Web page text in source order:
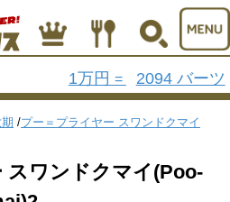
1万円 = 2094 バーツ
/プー＝プライヤー スワンドクマイ
スワンドクマイ(Poo-